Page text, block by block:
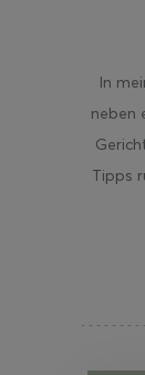
In
neben
Tipps